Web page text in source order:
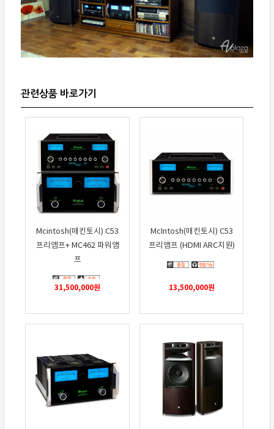
Mcintosh(매킨토시) C53
프리앰프+ MC462 파워앰
프
31,500,000원
McIntosh(매킨토시) C53
프리앰프 (HDMI ARC지원)
13,500,000원